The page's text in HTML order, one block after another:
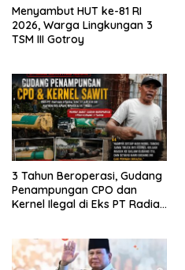
Menyambut HUT ke-81 RI
2026, Warga Lingkungan 3
TSM III Gotroy
3 Tahun Beroperasi, Gudang
Penampungan CPO dan
Kernel Ilegal di Eks PT Radian